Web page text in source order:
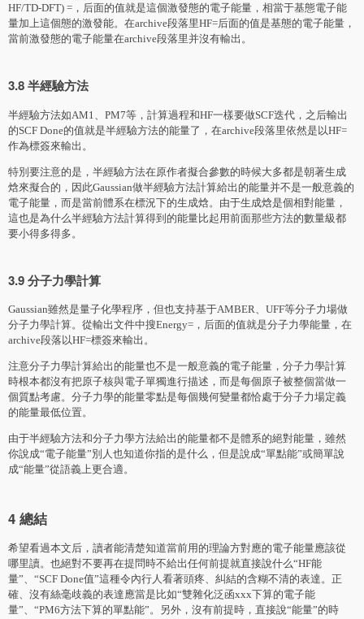
HF/TD-DFT) =，后面的值就是這個激發態的電子能量，相當于基態電子能
量加上這個態的激發能。在archive段落里HF=后面的值是基態的電子能量，
當前激發態的電子能量在archive段落里并沒有輸出。
3.8 半經驗方法
半經驗方法如AM1、PM7等，計算過程和HF一樣要做SCF迭代，之后輸出
的SCF Done的值就是半經驗方法的能量了，在archive段落里依然是以HF=
作為標簽來輸出。
特別要注意的是，半經驗方法在原作者擬合參數的時候大多都是朝著生成
焓來擬合的，因此Gaussian做半經驗方法計算給出的能量并不是一般意義的
電子能量，而是當前體系在標況下的生成焓。由于生成焓是個相對能量，
這也是為什么半經驗方法計算得到的能量比起用前面那些方法的數量級都
要小得多得多。
3.9 分子力學計算
Gaussian雖然是量子化學程序，但也支持基于AMBER、UFF等分子力場做
分子力學計算。從輸出文件中搜Energy=，后面的值就是分子力學能量，在
archive段落以HF=標簽來輸出。
注意分子力學計算給出的能量也不是一般意義的電子能量，分子力學計算
時根本都沒有把原子核與電子單獨進行描述，而是每個原子被整個當做一
個質點考慮。分子力學的能量零點是每個幾何變量都恰處于分子力場定義
的能量最低位置。
由于半經驗方法和分子力學方法給出的能量都不是體系的絕對能量，雖然
你說成“電子能量”別人也知道你指的是什么，但是說成“單點能”或簡單說
成“能量”從語義上更合適。
4 總結
希望看過本文后，讀者能清楚知道當前用的理論方對應的電子能量應該從
哪里讀。也絕對不要再在提問時不給出任何前提就直接說什么“HF能
量”、“SCF Done值”這種令內行人看著頭疼、糾結的含糊不清的表達。正
確、沒有絲毫歧義的表達應當是比如“雙雜化泛函xxx下算的電子能
量”、“PM6方法下算的單點能”。另外，沒有前提時，直接說“能量”的時